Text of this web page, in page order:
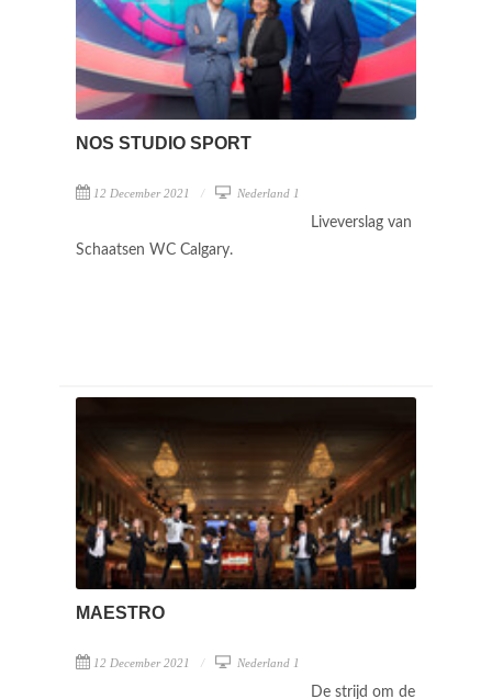
NOS STUDIO SPORT
12 December 2021 Nederland 1
Liveverslag van
Schaatsen WC Calgary.
MAESTRO
12 December 2021 Nederland 1
De strijd om de